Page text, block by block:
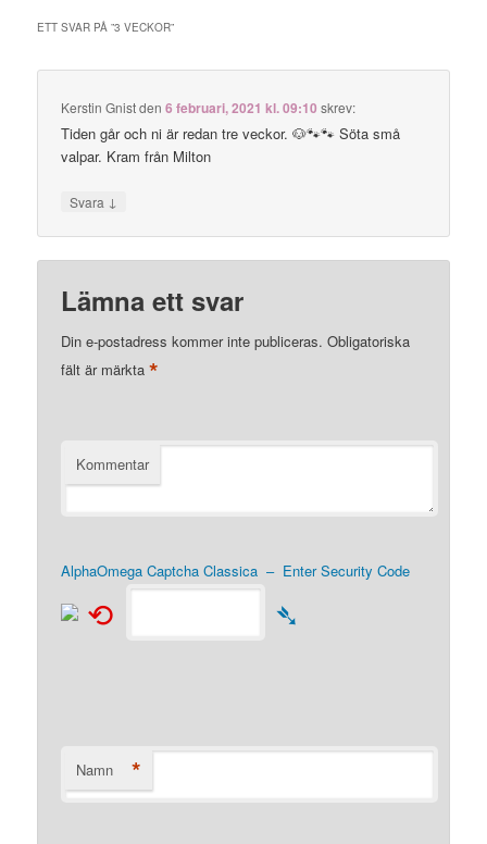
ETT SVAR PÅ ”3 VECKOR”
Kerstin Gnistden6 februari, 2021 kl. 09:10 skrev:
Tiden går och ni är redan tre veckor. 🐶🐾🐾 Söta små
valpar. Kram från Milton
Svara ↓
Lämna ett svar
Din e-postadress kommer inte publiceras. Obligatoriska
fält är märkta*
Kommentar
AlphaOmega Captcha Classica – Enter Security Code
⟲ ➴
Namn *